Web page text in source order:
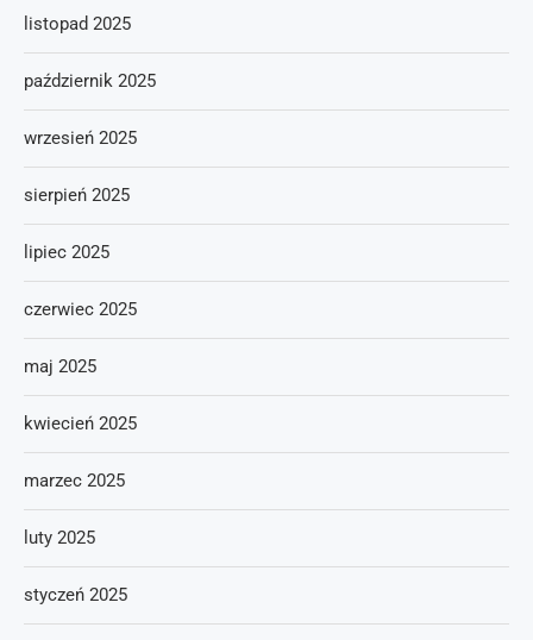
listopad 2025
październik 2025
wrzesień 2025
sierpień 2025
lipiec 2025
czerwiec 2025
maj 2025
kwiecień 2025
marzec 2025
luty 2025
styczeń 2025